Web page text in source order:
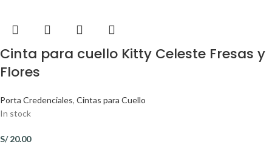
Cinta para cuello Kitty Celeste Fresas y
Flores
Porta Credenciales, Cintas para Cuello
In stock
S/20.00